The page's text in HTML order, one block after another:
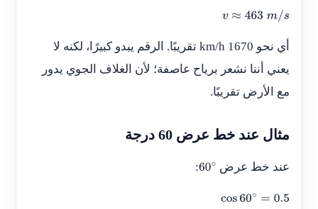
86400
v ≈463m /s
أي نحو 1670 km/h تقريبًا. الرقم يبدو كبيرًا، لكنه لا
يعني أننا نشعر برياح عاصفة؛ لأن الغلاف الجوي يدور
مع الأرض تقريبًا.
مثال عند خط عرض 60 درجة
عند خط عرض
60
:
cos 60∘ =0.5